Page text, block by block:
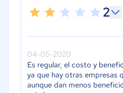
2
04-05-2020
Es regular, el costo y
ya que hay otras empresas
aunque dan menos